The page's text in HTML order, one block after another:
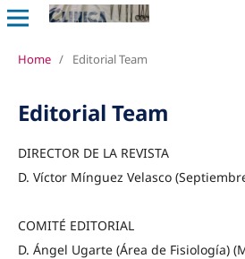
Home / Editorial Team
Editorial Team
DIRECTOR DE LA REVISTA
D. Víctor Mínguez Velasco
COMITÉ EDITORIAL
D. Ángel Ugarte (Área de Fisiología)